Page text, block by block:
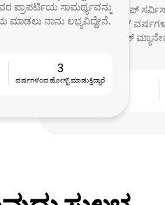
ಪ್ರಾಪರ್ಟಿಯ ಸಾಮರ್ಥ್ಯವನ್ನು
ನಾನು ಲಭ್ಯವಿದ್ದೇನೆ.
3
ವರ್ಷಗಳಿಂದ ಹೋಸ್ಟ್ ‌ಮಾಡುತ್ತಿದ್ದಾರೆ
ಜೇಸನ್ ಮತ್ತು ಫಿಲಿಪ್
ಸಹ-ಸಂಸ್ಥಾಪಕರಾಗಿ 7
ಶಾರ್ಟ್ ಲೆಟ್
4.90